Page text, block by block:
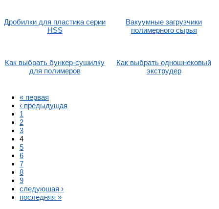
Дробилки для пластика серии
HSS
Вакуумные загрузчики
полимерного сырья
Как выбрать бункер-сушилку
для полимеров
Как выбрать одношнековый
экструдер
Страницы
« первая
‹ предыдущая
1
2
3
4
5
6
7
8
9
следующая ›
последняя »